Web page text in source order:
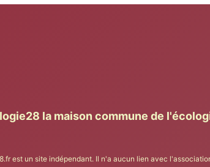
la maison commune de
est un site indépendant. Il n'a aucun lien avec